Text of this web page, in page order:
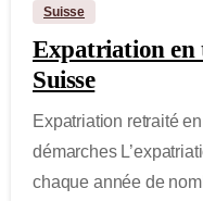
Suisse
Expatriation en
Suisse
Expatriation retraité
démarches
chaque année de